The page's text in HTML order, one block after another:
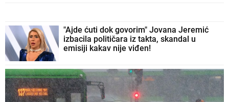
"Ajde ćuti dok govorim" Jovana Jeremić
izbacila političara iz takta, skandal u
emisiji kakav nije viđen!